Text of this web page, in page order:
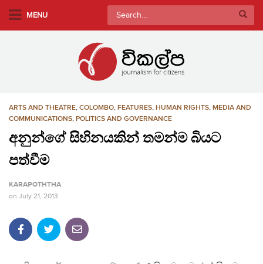
MENU
Search
for:
ARTS AND THEATRE, COLOMBO, FEATURES, HUMAN RIGHTS, MEDIA AND
COMMUNICATIONS, POLITICS AND GOVERNANCE
අනුන්ගේ සිහිනයකින් තමන්ම බියට
පත්වීම
KARAPOTHTHA
on July 21, 2013